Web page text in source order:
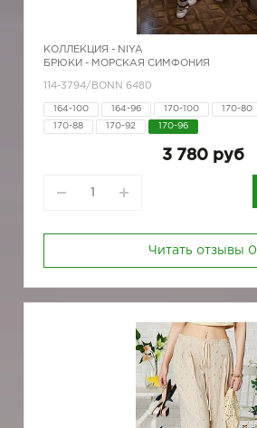
КОЛЛЕКЦИЯ - NIYA
БРЮКИ - МОРСКАЯ СИМФОНИЯ
114-3794/BONN 6480
164-100 164-96 170-100 170-80
170-88 170-92 170-96
3 780 руб
Читать отзывы 0